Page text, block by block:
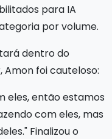
para IA
por volume.
dentro do
Amon foi cauteloso:
eles, então estamos
com eles, mas
Finalizou o